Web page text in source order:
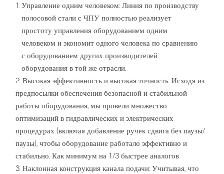
Управление одним человеком: Линия по производству
полосовой стали с ЧПУ полностью реализует
простоту управления оборудованием одним
человеком и экономит одного человека по сравнению
с оборудованием других производителей
оборудования в той же отрасли.
Высокая эффективность и высокая точность: Исходя из
предпосылки обеспечения безопасной и стабильной
работы оборудования, мы провели множество
оптимизаций в гидравлических и электрических
процедурах (включая добавление ручек сдвига без паузы/
паузы), чтобы оборудование работало эффективно и
стабильно. Как минимум на 1/3 быстрее аналогов
Наклонная конструкция канала подачи: Учитывая, что